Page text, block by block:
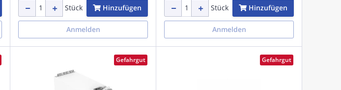
Stück
Hinzufügen
Anmelden
Stück
Hinzufügen
Anmelden
Gefahrgut Gefahrgut